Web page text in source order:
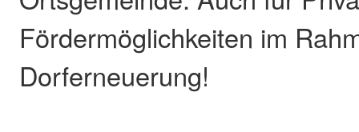
Fördermöglichkeiten im
Dorferneuerung!